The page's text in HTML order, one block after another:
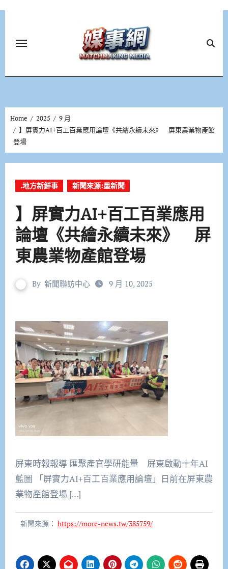
Home 2025
9 月
】屏實力AI+百工百業應用論壇《共繪永續未來》 屏東農業物產館
登場
.地方新鮮事 新聞來源:墨新聞
】屏實力AI+百工百業應用
論壇《共繪永續未來》 屏
東農業物產館登場
By 新聞聯訪中心 9 月 10, 2025
屏東時報報導 匯聚產官學研能量 屏東啟動十年AI
藍圖 「屏實力AI+百工百業應用論壇」日前在屏東農
業物產館登場 […]
新聞來源： https://more-news.tw/385759/